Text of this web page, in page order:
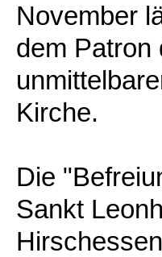
November
dem Patron
Kirche.
Die
Sankt